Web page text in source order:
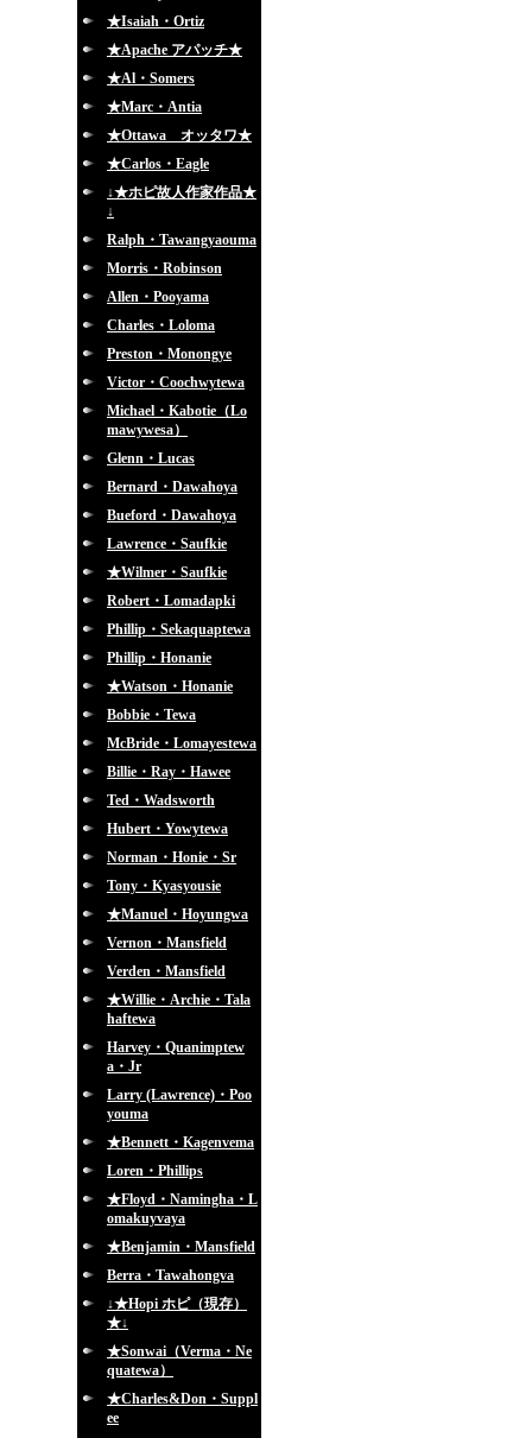
★Isaiah・Ortiz
★Apache アパッチ★
★Al・Somers
★Marc・Antia
★Ottawa オッタワ★
★Carlos・Eagle
↓★ホピ故人作家作品★
↓
Ralph・Tawangyaouma
Morris・Robinson
Allen・Pooyama
Charles・Loloma
Preston・Monongye
Victor・Coochwytewa
Michael・Kabotie（Lo
mawywesa）
Glenn・Lucas
Bernard・Dawahoya
Bueford・Dawahoya
Lawrence・Saufkie
★Wilmer・Saufkie
Robert・Lomadapki
Phillip・Sekaquaptewa
Phillip・Honanie
★Watson・Honanie
Bobbie・Tewa
McBride・Lomayestewa
Billie・Ray・Hawee
Ted・Wadsworth
Hubert・Yowytewa
Norman・Honie・Sr
Tony・Kyasyousie
★Manuel・Hoyungwa
Vernon・Mansfield
Verden・Mansfield
★Willie・Archie・Tala
haftewa
Harvey・Quanimptew
a・Jr
Larry (Lawrence)・Poo
youma
★Bennett・Kagenvema
Loren・Phillips
★Floyd・Namingha・L
omakuyvaya
★Benjamin・Mansfield
Berra・Tawahongva
↓★Hopi ホピ（現存）
★↓
★Sonwai（Verma・Ne
quatewa）
★Charles&Don・Suppl
ee